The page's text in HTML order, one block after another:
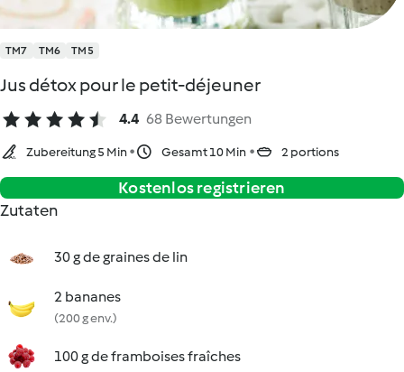
TM7 TM6 TM5
Jus détox pour le petit-déjeuner
4.4 68 Bewertungen
Zubereitung 5 Min Gesamt 10 Min 2 portions
Kostenlos registrieren
Zutaten
30 g de graines de lin
2 bananes
(200 g env.)
100 g de framboises fraîches